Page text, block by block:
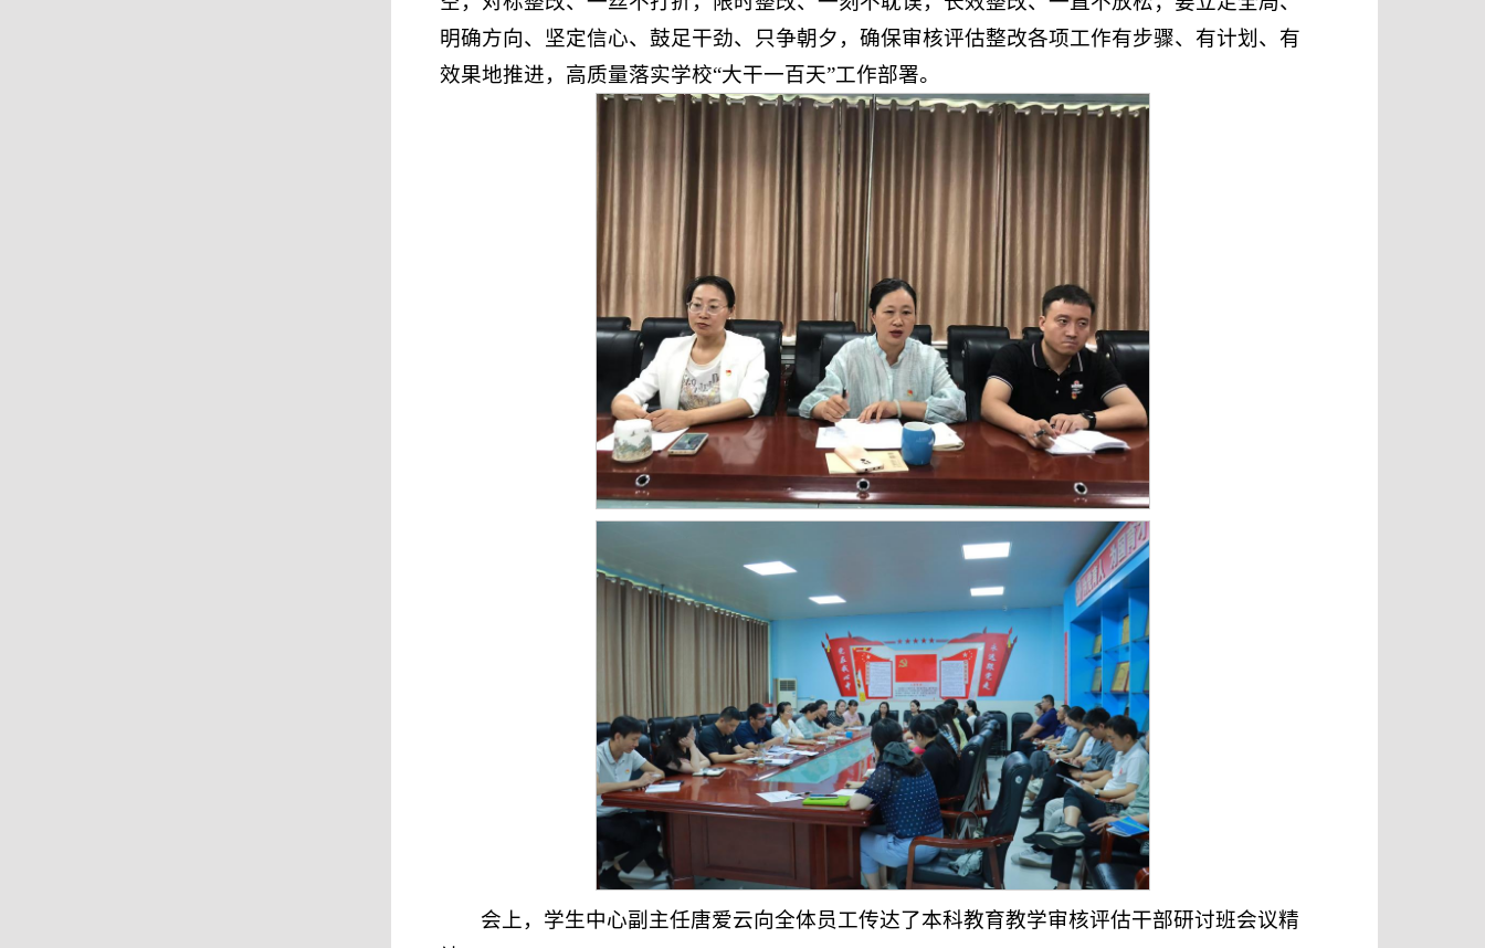
明确方向、坚定信心、鼓足干劲、只争朝夕，确保审核评估整改各项工作有步骤、有计划、有
效果地推进，高质量落实学校“大干一百天”工作部署。
会上，学生中心副主任唐爱云向全体员工传达了本科教育教学审核评估干部研讨班会议精